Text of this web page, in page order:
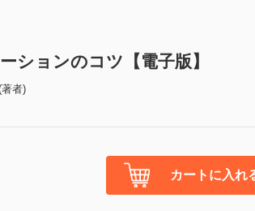
ションのコツ【電子版】
者)
カートに入れ